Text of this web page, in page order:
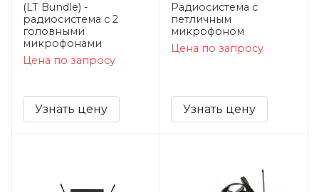
(LT Bundle) -
радиосистема с 2
головными
микрофонами
Цена по запросу
Узнать цену
Радиосистема с
петличным
микрофоном
Цена по запросу
Узнать цену